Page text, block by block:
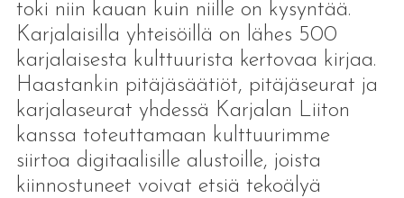
toki niin kauan kuin niille on kysyntää.
Karjalaisilla yhteisöillä on lähes 500
karjalaisesta kulttuurista kertovaa kirjaa.
Haastankin pitäjäsäätiöt, pitäjäseurat ja
karjalaseurat yhdessä Karjalan Liiton
kanssa toteuttamaan kulttuurimme
siirtoa digitaalisille alustoille, joista
kiinnostuneet voivat etsiä tekoälyä